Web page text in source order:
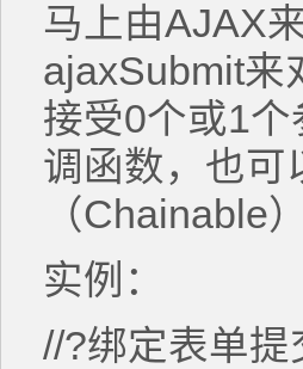
马上由AJAX
ajaxSubmit来
接受0个或1
调函数，也可
（Chainable
实例：
//?绑定表单